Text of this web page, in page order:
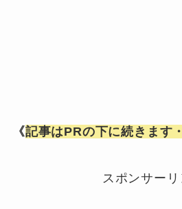
《記事はPRの下に続きます
スポンサーリ